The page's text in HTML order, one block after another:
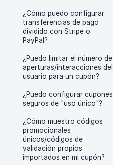
¿Cómo puedo configurar
transferencias de pago
dividido con Stripe o
PayPal?
¿Puedo limitar el número de
aperturas/interacciones del
usuario para un cupón?
¿Puedo configurar cupones
seguros de "uso único"?
¿Cómo muestro códigos
promocionales
únicos/códigos de
validación propios
importados en mi cupón?